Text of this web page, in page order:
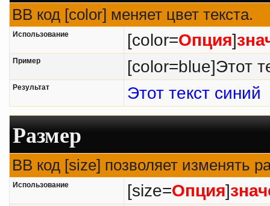
BB код [color] меняет цвет текста.
Использование [color=Опция]
Пример [color=blue]Этот
Результат Этот текст синий
Размер
BB код [size] позволяет изменять
Использование [size=Опция]